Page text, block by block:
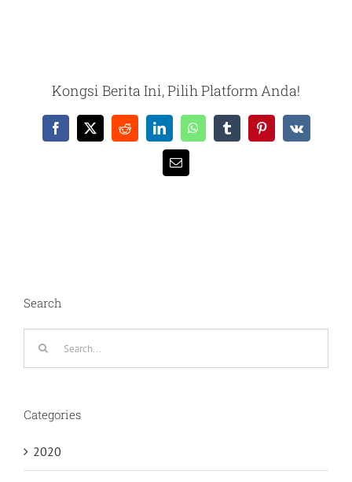
Kongsi Berita Ini, Pilih Platform Anda!
Facebook
X RedditLinkedInWhatsAppTumblrPinterest
Vk
Email
Search
Categories
2020